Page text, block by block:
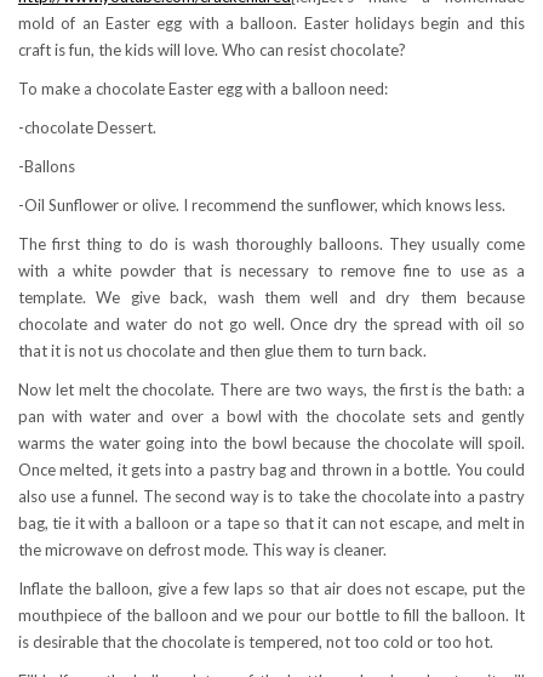
mold of an Easter egg with a balloon. Easter holidays begin and this
craft is fun, the kids will love. Who can resist chocolate?
To make a chocolate Easter egg with a balloon need:
-chocolate Dessert.
-Ballons
-Oil Sunflower or olive. I recommend the sunflower, which knows less.
The first thing to do is wash thoroughly balloons. They usually come
with a white powder that is necessary to remove fine to use as a
template. We give back, wash them well and dry them because
chocolate and water do not go well. Once dry the spread with oil so
that it is not us chocolate and then glue them to turn back.
Now let melt the chocolate. There are two ways, the first is the bath: a
pan with water and over a bowl with the chocolate sets and gently
warms the water going into the bowl because the chocolate will spoil.
Once melted, it gets into a pastry bag and thrown in a bottle. You could
also use a funnel. The second way is to take the chocolate into a pastry
bag, tie it with a balloon or a tape so that it can not escape, and melt in
the microwave on defrost mode. This way is cleaner.
Inflate the balloon, give a few laps so that air does not escape, put the
mouthpiece of the balloon and we pour our bottle to fill the balloon. It
is desirable that the chocolate is tempered, not too cold or too hot.